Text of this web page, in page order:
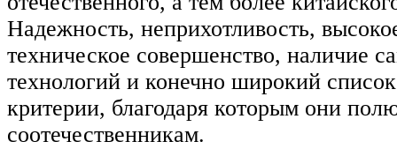
Надежность, неприхотливость,
техническое совершенство, наличие
технологий и конечно широкий
критерии, благодаря которым они
соотечественникам.